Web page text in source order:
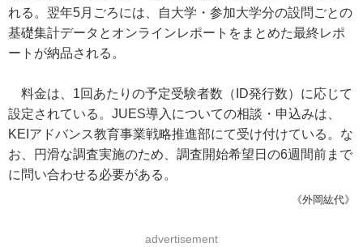
れる。翌年5月ごろには、自大学・参加大学分の設問ごとの
基礎集計データとオンラインレポートをまとめた最終レポ
ートが納品される。
料金は、1回あたりの予定受験者数（ID発行数）に応じて
設定されている。JUES導入についての相談・申込みは、
KEIアドバンス教育事業戦略推進部にて受け付けている。な
お、円滑な調査実施のため、調査開始希望日の6週間前まで
に問い合わせる必要がある。
《外岡紘代》
advertisement